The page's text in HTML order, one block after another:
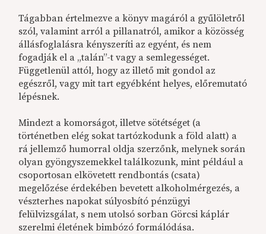
Tágabban értelmezve a könyv magáról a gyűlöletről
szól, valamint arról a pillanatról, amikor a közösség
állásfoglalásra kényszeríti az egyént, és nem
fogadják el a „talán”-t vagy a semlegességet.
Függetlenül attól, hogy az illető mit gondol az
egészről, vagy mit tart egyébként helyes, előremutató
lépésnek.
Mindezt a komorságot, illetve sötétséget (a
történetben elég sokat tartózkodunk a föld alatt) a
rá jellemző humorral oldja szerzőnk, melynek során
olyan gyöngyszemekkel találkozunk, mint például a
csoportosan elkövetett rendbontás (csata)
megelőzése érdekében bevetett alkoholmérgezés, a
vészterhes napokat súlyosbító pénzügyi
felülvizsgálat, s nem utolsó sorban Görcsi káplár
szerelmi életének bimbózó formálódása.